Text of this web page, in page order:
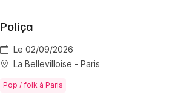
Poliça
Le 02/09/2026
La Bellevilloise - Paris
Pop / folk à Paris